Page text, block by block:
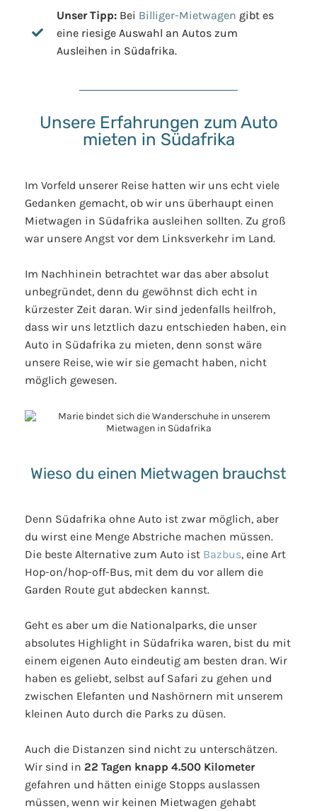
Unser Tipp: Bei Billiger-Mietwagen gibt es
eine riesige Auswahl an Autos zum
Ausleihen in Südafrika.
Unsere Erfahrungen zum Auto
mieten in Südafrika
Im Vorfeld unserer Reise hatten wir uns echt viele
Gedanken gemacht, ob wir uns überhaupt einen
Mietwagen in Südafrika ausleihen sollten. Zu groß
war unsere Angst vor dem Linksverkehr im Land.
Im Nachhinein betrachtet war das aber absolut
unbegründet, denn du gewöhnst dich echt in
kürzester Zeit daran. Wir sind jedenfalls heilfroh,
dass wir uns letztlich dazu entschieden haben, ein
Auto in Südafrika zu mieten, denn sonst wäre
unsere Reise, wie wir sie gemacht haben, nicht
möglich gewesen.
Wieso du einen Mietwagen brauchst
Denn Südafrika ohne Auto ist zwar möglich, aber
du wirst eine Menge Abstriche machen müssen.
Die beste Alternative zum Auto ist Bazbus, eine Art
Hop-on/hop-off-Bus, mit dem du vor allem die
Garden Route gut abdecken kannst.
Geht es aber um die Nationalparks, die unser
absolutes Highlight in Südafrika waren, bist du mit
einem eigenen Auto eindeutig am besten dran. Wir
haben es geliebt, selbst auf Safari zu gehen und
zwischen Elefanten und Nashörnern mit unserem
kleinen Auto durch die Parks zu düsen.
Auch die Distanzen sind nicht zu unterschätzen.
Wir sind in 22 Tagen knapp 4.500 Kilometer
gefahren und hätten einige Stopps auslassen
müssen, wenn wir keinen Mietwagen gehabt